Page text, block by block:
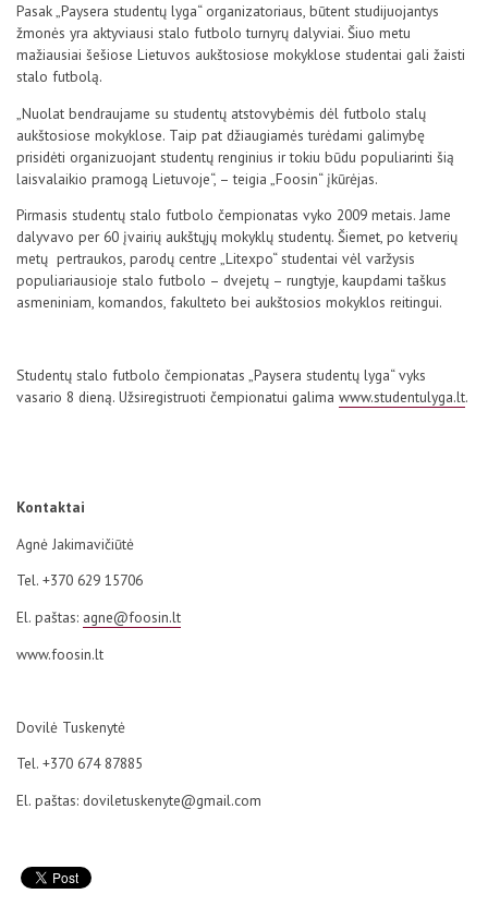
Pasak „Paysera studentų lyga“ organizatoriaus, būtent studijuojantys
žmonės yra aktyviausi stalo futbolo turnyrų dalyviai. Šiuo metu
mažiausiai šešiose Lietuvos aukštosiose mokyklose studentai gali žaisti
stalo futbolą.
„Nuolat bendraujame su studentų atstovybėmis dėl futbolo stalų
aukštosiose mokyklose. Taip pat džiaugiamės turėdami galimybę
prisidėti organizuojant studentų renginius ir tokiu būdu populiarinti šią
laisvalaikio pramogą Lietuvoje“, – teigia „Foosin“ įkūrėjas.
Pirmasis studentų stalo futbolo čempionatas vyko 2009 metais. Jame
dalyvavo per 60 įvairių aukštųjų mokyklų studentų. Šiemet, po ketverių
metų pertraukos, parodų centre „Litexpo“ studentai vėl varžysis
populiariausioje stalo futbolo – dvejetų – rungtyje, kaupdami taškus
asmeniniam, komandos, fakulteto bei aukštosios mokyklos reitingui.
Studentų stalo futbolo čempionatas „Paysera studentų lyga“ vyks
vasario 8 dieną. Užsiregistruoti čempionatui galima www.studentulyga.lt.
Kontaktai
Agnė Jakimavičiūtė
Tel. +370 629 15706
El. paštas: agne@foosin.lt
www.foosin.lt
Dovilė Tuskenytė
Tel. +370 674 87885
El. paštas: doviletuskenyte@gmail.com